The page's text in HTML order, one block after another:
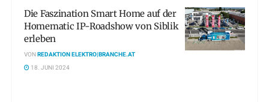
Die Faszination Smart Home auf der
Homematic IP-Roadshow von Siblik
erleben
VONREDAKTION ELEKTRO|BRANCHE.AT
18. JUNI 2024